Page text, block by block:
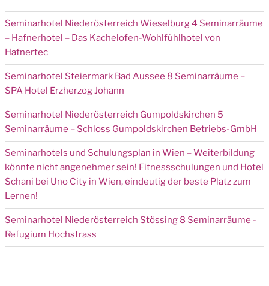
Seminarhotel Niederösterreich Wieselburg 4 Seminarräume
– Hafnerhotel – Das Kachelofen-Wohlfühlhotel von
Hafnertec
Seminarhotel Steiermark Bad Aussee 8 Seminarräume –
SPA Hotel Erzherzog Johann
Seminarhotel Niederösterreich Gumpoldskirchen 5
Seminarräume – Schloss Gumpoldskirchen Betriebs-GmbH
Seminarhotels und Schulungsplan in Wien – Weiterbildung
könnte nicht angenehmer sein! Fitnessschulungen und Hotel
Schani bei Uno City in Wien, eindeutig der beste Platz zum
Lernen!
Seminarhotel Niederösterreich Stössing 8 Seminarräume -
Refugium Hochstrass